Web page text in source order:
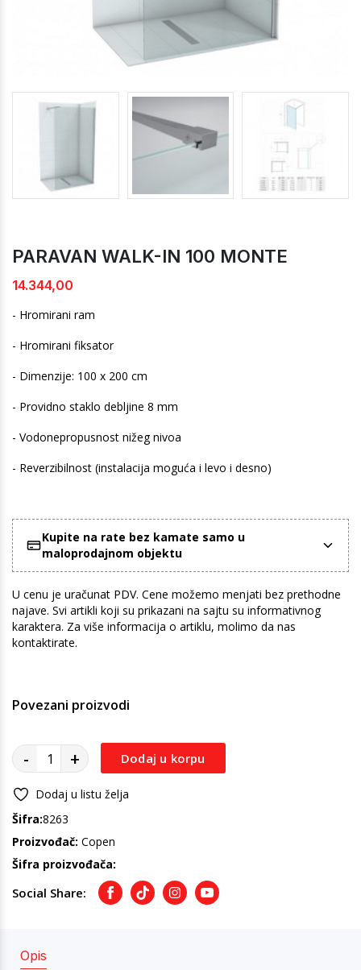
PARAVAN WALK-IN 100 MONTE
14.344,00
- Hromirani ram
- Hromirani fiksator
- Dimenzije: 100 x 200 cm
- Providno staklo debljine 8 mm
- Vodonepropusnost nižeg nivoa
- Reverzibilnost (instalacija moguća i levo i desno)
Kupite na rate bez kamate samo u
maloprodajnom objektu
U cenu je uračunat PDV. Cene možemo menjati bez prethodne
najave. Svi artikli koji su prikazani na sajtu su informativnog
karaktera. Za više informacija o artiklu, molimo da nas
kontaktirate.
Povezani proizvodi
- + Dodaj u korpu
Dodaj u listu želja
Šifra:8263
Proizvođač: Copen
Šifra proizvođača:
Social Share: FacebookTikTokInstagramYoutube
Opis